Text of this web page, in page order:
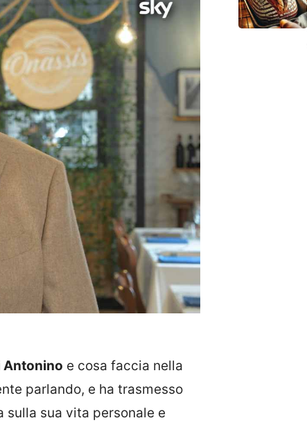
Antonino e cosa faccia nella
parlando, e ha trasmesso
sulla sua vita personale e